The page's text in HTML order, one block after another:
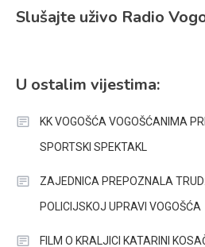
Slušajte uživo Radio
U ostalim vijestima:
KK VOGOŠĆA VOGOŠĆANIMA
SPORTSKI SPEKTAKL
ZAJEDNICA PREPOZNALA
POLICIJSKOJ UPRAVI VOGOŠĆA
FILM O KRALJICI KATARINI